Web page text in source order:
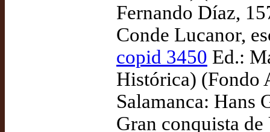
Fernando Díaz,
Conde Lucanor,
copid 3450 Ed.:
Histórica) (Fondo
Salamanca: Hans
Gran conquista